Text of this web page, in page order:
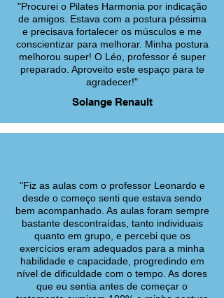
"Procurei o Pilates Harmonia por indicação
de amigos. Estava com a postura péssima
e precisava fortalecer os músculos e me
conscientizar para melhorar. Minha postura
melhorou super! O Léo, professor é super
preparado. Aproveito este espaço para te
agradecer!"
Solange Renault
"Fiz as aulas com o professor Leonardo e
desde o começo senti que estava sendo
bem acompanhado. As aulas foram sempre
bastante descontraídas, tanto individuais
quanto em grupo, e percebi que os
exercícios eram adequados para a minha
habilidade e capacidade, progredindo em
nível de dificuldade com o tempo. As dores
que eu sentia antes de começar o